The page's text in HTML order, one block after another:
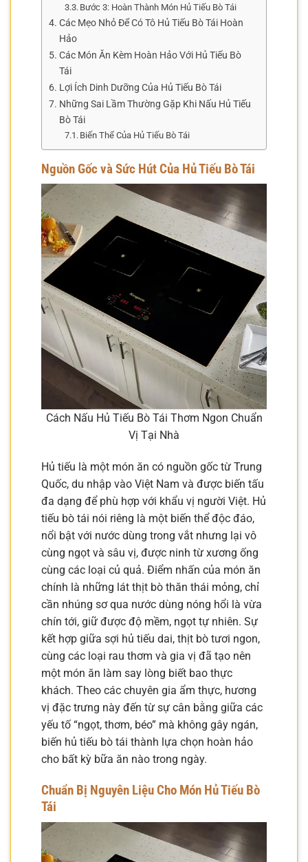
Bước 3: Hoàn Thành Món Hủ Tiếu Bò Tái
Các Mẹo Nhỏ Để Có Tô Hủ Tiếu Bò Tái Hoàn
Hảo
Các Món Ăn Kèm Hoàn Hảo Với Hủ Tiếu Bò
Tái
Lợi Ích Dinh Dưỡng Của Hủ Tiếu Bò Tái
Những Sai Lầm Thường Gặp Khi Nấu Hủ Tiếu
Bò Tái
Biến Thể Của Hủ Tiếu Bò Tái
Nguồn Gốc và Sức Hút Của Hủ Tiếu Bò Tái
Cách Nấu Hủ Tiếu Bò Tái Thơm Ngon Chuẩn
Vị Tại Nhà
Hủ tiếu là một món ăn có nguồn gốc từ Trung
Quốc, du nhập vào Việt Nam và được biến tấu
đa dạng để phù hợp với khẩu vị người Việt. Hủ
tiếu bò tái nói riêng là một biến thể độc đáo,
nổi bật với nước dùng trong vắt nhưng lại vô
cùng ngọt và sâu vị, được ninh từ xương ống
cùng các loại củ quả. Điểm nhấn của món ăn
chính là những lát thịt bò thăn thái mỏng, chỉ
cần nhúng sơ qua nước dùng nóng hổi là vừa
chín tới, giữ được độ mềm, ngọt tự nhiên. Sự
kết hợp giữa sợi hủ tiếu dai, thịt bò tươi ngon,
cùng các loại rau thơm và gia vị đã tạo nên
một món ăn làm say lòng biết bao thực
khách. Theo các chuyên gia ẩm thực, hương
vị đặc trưng này đến từ sự cân bằng giữa các
yếu tố “ngọt, thơm, béo” mà không gây ngán,
biến hủ tiếu bò tái thành lựa chọn hoàn hảo
cho bất kỳ bữa ăn nào trong ngày.
Chuẩn Bị Nguyên Liệu Cho Món Hủ Tiếu Bò
Tái